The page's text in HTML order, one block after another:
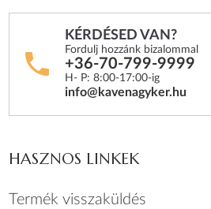
KÉRDÉSED VAN?
Fordulj hozzánk bizalommal
+36-70-799-9999
H- P: 8:00-17:00-ig
info@kavenagyker.hu
HASZNOS LINKEK
Termék visszaküldés